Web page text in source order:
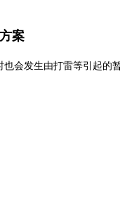
案
会发生由打雷等引起的